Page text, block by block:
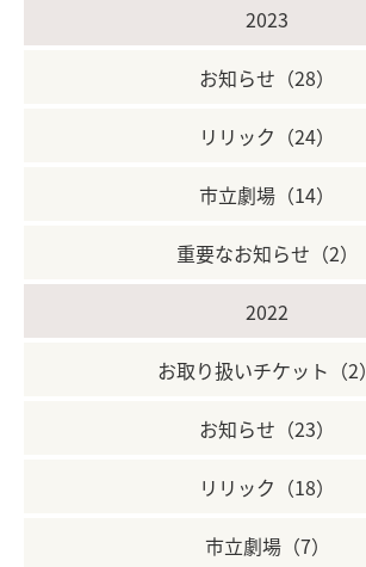
2023
お知らせ（28）
リリック（24）
市立劇場（14）
重要なお知らせ（2）
2022
お取り扱いチケット（2）
お知らせ（23）
リリック（18）
市立劇場（7）